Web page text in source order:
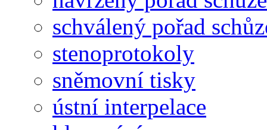
schválený pořad
stenoprotokoly
sněmovní tisky
ústní interpelace